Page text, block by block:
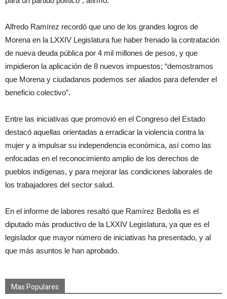
Alfredo Ramírez recordó que uno de los grandes logros de
Morena en la LXXIV Legislatura fue haber frenado la contratación
de nueva deuda pública por 4 mil millones de pesos, y que
impidieron la aplicación de 8 nuevos impuestos; “demostramos
que Morena y ciudadanos podemos ser aliados para defender el
beneficio colectivo”.
Entre las iniciativas que promovió en el Congreso del Estado
destacó aquellas orientadas a erradicar la violencia contra la
mujer y a impulsar su independencia económica, así como las
enfocadas en el reconocimiento amplio de los derechos de
pueblos indígenas, y para mejorar las condiciones laborales de
los trabajadores del sector salud.
En el informe de labores resaltó que Ramírez Bedolla es el
diputado más productivo de la LXXIV Legislatura, ya que es el
legislador que mayor número de iniciativas ha presentado, y al
que más asuntos le han aprobado.
Mas Populares